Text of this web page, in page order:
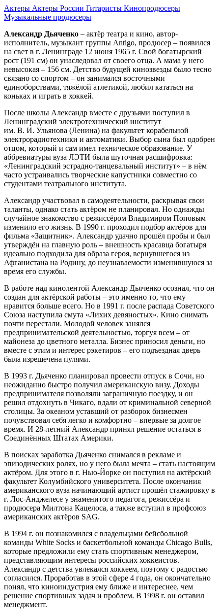
Актеры Актеры России Гитаристы Кинопродюсеры
Музыкальные продюсеры
Александр Дьяченко – актёр театра и кино, автор-
исполнитель, музыкант группы Antigo, продюсер – появился
на свет в г. Ленинграде 12 июня 1965 г. Свой богатырский
рост (191 см) он унаследовал от своего отца. А мама у него
невысокая – 156 см. Детство будущей кинозвезды было тесно
связано со спортом – он занимался восточными
единоборствами, тяжёлой атлетикой, любил кататься на
коньках и играть в хоккей.
После школы Александр вместе с друзьями поступил в
Ленинградский электротехнический институт
им. В. И. Ульянова (Ленина) на факультет корабельной
электрорадиотехники и автоматики. Выбор сына был одобрен
отцом, который и сам имел техническое образование. У
аббревиатуры вуза ЛЭТИ была шуточная расшифровка:
«Ленинградский эстрадно-танцевальный институт» – в нём
часто устраивались творческие капустники совместно со
студентами театрального института.
Александр участвовал в самодеятельности, раскрывая свои
таланты, однако стать актёром не планировал. Но однажды
случайное знакомство с режиссёром Владимиром Поповым
изменило его жизнь. В 1990 г. проходил подбор актёров для
фильма «Защитник». Александр удачно прошёл пробы и был
утверждён на главную роль – внешность красавца богатыря
идеально подходила для образа героя, вернувшегося из
Афганистана на Родину, до неузнаваемости изменившуюся за
время его службы.
В работе над кинолентой Александр Дьяченко осознал, что он
создан для актёрской работы – это именно то, что ему
нравится больше всего. Но в 1991 г. после распада Советского
Союза наступила смута «Лихих девяностых». Кино снимать
почти перестали. Молодой человек занялся
предпринимательской деятельностью, торгуя всем – от
майонеза до цветного металла. Бизнес приносил деньги, но
вместе с этим и интерес рэкетиров – его подъездная дверь
была изрешечена пулями.
В 1993 г. Дьяченко планировал провести отпуск в Сочи, но
неожиданно быстро получил американскую визу. Доходы
предпринимателя позволяли заграничную поездку, и он
решил отдохнуть в Чикаго, вдали от криминальной северной
столицы. За океаном уставший от разборок бизнесмен
почувствовал себя легко и комфортно – впервые за долгое
время. И 28-летний Александр принял решение остаться в
Соединённых Штатах Америки.
В поисках заработка Дьяченко снимался в рекламе и
эпизодических ролях, но у него была мечта – стать настоящим
актёром. Для этого в г. Нью-Йорке он поступил на актёрский
факультет Колумбийского университета. После окончания
американского вуза начинающий артист прошёл стажировку в
г. Лос-Анджелесе у знаменитого педагога, режиссёра и
продюсера Милтона Кацелоса, а также вступил в профсоюз
американских актёров SAG.
В 1994 г. он познакомился с владельцами бейсбольной
команды White Socks и баскетбольной команды Chicago Bulls,
которые предложили ему стать спортивным менеджером,
представляющим интересы российских хоккеистов.
Александр с детства увлекался хоккеем, поэтому с радостью
согласился. Проработав в этой сфере 4 года, он окончательно
понял, что киноиндустрия ему ближе и интереснее, чем
решение спортивных задач и проблем. В 1998 г. он оставил
менеджмент.